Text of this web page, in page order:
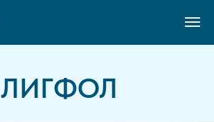
ЛИГФОЛ